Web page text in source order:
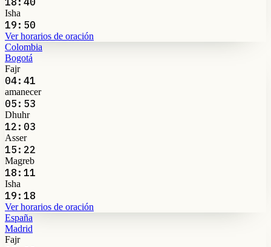
Isha
19:50
Ver horarios de oración
Colombia
Bogotá
Fajr
04:41
amanecer
05:53
Dhuhr
12:03
Asser
15:22
Magreb
18:11
Isha
19:18
Ver horarios de oración
España
Madrid
Fajr